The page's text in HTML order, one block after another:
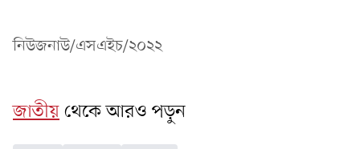
নিউজনাউ/এসএইচ/২০২২
জাতীয়থেকে আরও পড়ুন